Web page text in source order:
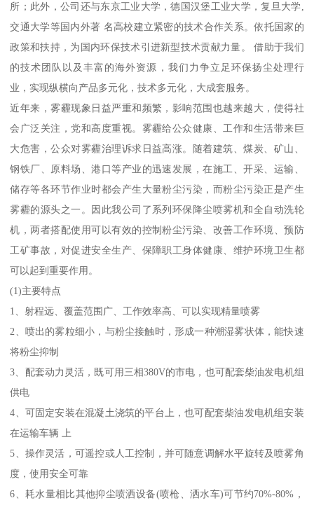
所；此外，公司还与东京工业大学，德国汉堡工业大学，复旦大学,
交通大学等国内外著 名高校建立紧密的技术合作关系。依托国家的
政策和扶持，为国内环保技术引进新型技术贡献力量。 借助于我们
的技术团队以及丰富的海外资源，我们力争立足环保扬尘处理行
业，实现纵横向产品多元化，技术多元化，大成套服务。
近年来，雾霾现象日益严重和频繁，影响范围也越来越大，使得社
会广泛关注，党和高度重视。雾霾给公众健康、工作和生活带来巨
大危害，公众对雾霾治理诉求日益高涨。随着建筑、煤炭、矿山、
钢铁厂、原料场、港口等产业的迅速发展，在施工、开采、运输、
储存等各环节作业时都会产生大量粉尘污染，而粉尘污染正是产生
雾霾的源头之一。因此我公司了系列环保降尘喷雾机和全自动洗轮
机，两者搭配使用可以有效的控制粉尘污染、改善工作环境、预防
工矿事故，对促进安全生产、保障职工身体健康、维护环境卫生都
可以起到重要作用。
(1)主要特点
1、射程远、覆盖范围广、工作效率高、可以实现精量喷雾
2、喷出的雾粒细小，与粉尘接触时，形成一种潮湿雾状体，能快速
将粉尘抑制
3、配套动力灵活，既可用三相380V的市电，也可配套柴油发电机组
供电
4、可固定安装在混凝土浇筑的平台上，也可配套柴油发电机组安装
在运输车辆 上
5、操作灵活，可遥控或人工控制，并可随意调解水平旋转及喷雾角
度，使用安全可靠
6、耗水量相比其他抑尘喷洒设备(喷枪、洒水车)可节约70%-80%，